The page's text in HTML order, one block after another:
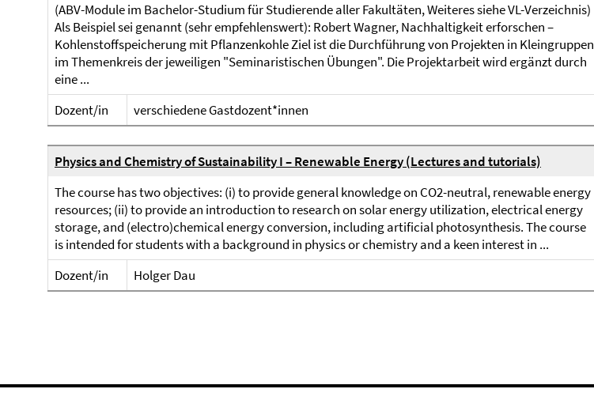
(ABV-Module im Bachelor-Studium für Studierende aller Fakultäten, Weiteres siehe VL-Verzeichnis)
Als Beispiel sei genannt (sehr empfehlenswert): Robert Wagner, Nachhaltigkeit erforschen –
Kohlenstoffspeicherung mit Pflanzenkohle Ziel ist die Durchführung von Projekten in Kleingruppen
im Themenkreis der jeweiligen "Seminaristischen Übungen". Die Projektarbeit wird ergänzt durch
eine ...
Dozent/in
verschiedene Gastdozent*innen
Physics and Chemistry of Sustainability I – Renewable Energy (Lectures and tutorials)
The course has two objectives: (i) to provide general knowledge on CO2-neutral, renewable energy
resources; (ii) to provide an introduction to research on solar energy utilization, electrical energy
storage, and (electro)chemical energy conversion, including artificial photosynthesis. The course
is intended for students with a background in physics or chemistry and a keen interest in ...
Dozent/in
Holger Dau